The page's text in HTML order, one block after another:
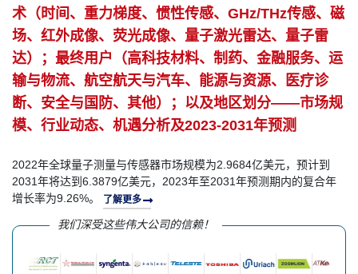
术（时间、重力梯度、惯性传感、GHz/THz传感、磁
场、红外成像、荧光成像、量子激光雷达、量子雷
达）；最终用户（高科技材料、制药、金融服务、运
输与物流、航空航天与汽车、能源与资源、医疗诊
断、安全与国防、其他）；以及地区划分——市场规
模、行业动态、机遇分析及2023-2031年预测
2022年全球量子测量与传感器市场规模为2.9684亿美元，预计到
2031年将达到6.3879亿美元，2023年至2031年预测期内的复合年
增长率为9.26%。
了解更多
我们深受这些伟大公司的信赖！